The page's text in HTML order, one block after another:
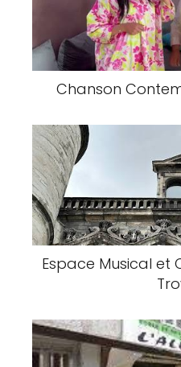
Chanson
Espace Musical et